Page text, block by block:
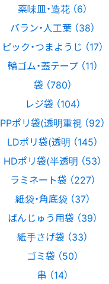
薬味皿・造花 （6）
バラン・人工葉 （38）
ピック・つまようじ （17）
輪ゴム・蓋テープ （11）
袋 （780）
レジ袋 （104）
PPポリ袋(透明重視 （92）
LDポリ袋(透明 （145）
HDポリ袋(半透明 （53）
ラミネート袋 （227）
紙袋・角底袋 （37）
ばんじゅう用袋 （39）
紙手さげ袋 （33）
ゴミ袋 （50）
串 （14）